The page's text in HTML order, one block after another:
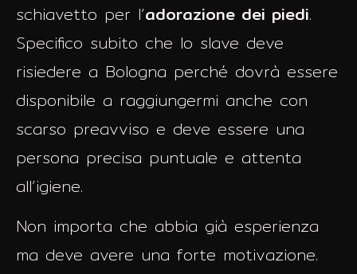
schiavetto per l’adorazione dei piedi.
Specifico subito che lo slave deve
risiedere a Bologna perché dovrà essere
disponibile a raggiungermi anche con
scarso preavviso e deve essere una
persona precisa puntuale e attenta
all’igiene.
Non importa che abbia già esperienza
ma deve avere una forte motivazione.